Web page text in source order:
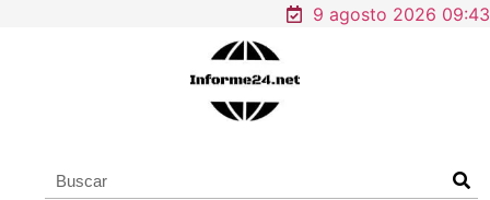
9 agosto 2026 09:43